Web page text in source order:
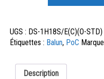
UGS : DS-1H18S/E(C)(O-STD)
Étiquettes : Balun, PoC
Description